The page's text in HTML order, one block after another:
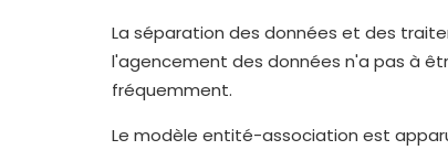
La séparation des données et des
l'agencement des données n'a pas à
fréquemment.
Le modèle entité-association est